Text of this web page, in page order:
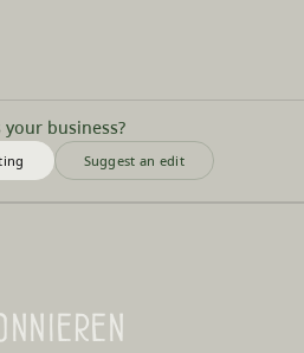
business?
Suggest an edit